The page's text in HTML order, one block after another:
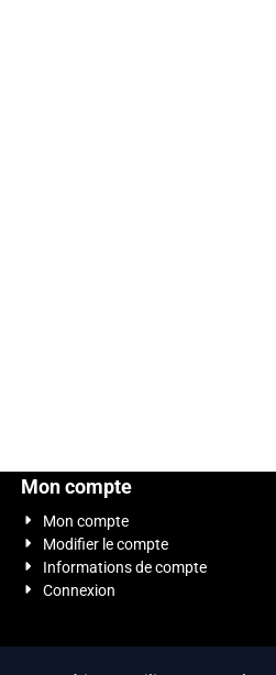
Mon compte
Mon compte
Modifier le compte
Informations de compte
Connexion